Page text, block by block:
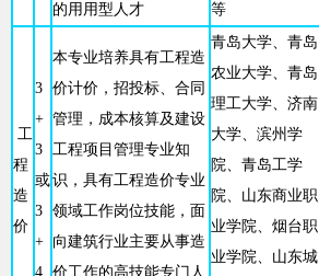
的用用型人才
等
工
程
造
价
3
+
3
或
3
+
4
本专业培养具有工程造
价计价，招投标、合同
管理，成本核算及建设
工程项目管理专业知
识，具有工程造价专业
领域工作岗位技能，面
向建筑行业主要从事造
价工作的高技能专门人
青岛大学、青岛
农业大学、青岛
理工大学、济南
大学、滨州学
院、青岛工学
院、山东商业职
业学院、烟台职
业学院、山东城